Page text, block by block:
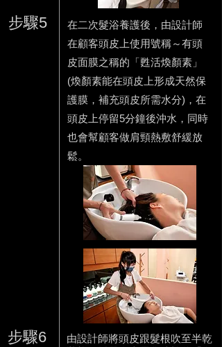
步驟5
步驟6
在二次髮浴養護後，由設計師
在顧客頭皮上使用號稱～有頭
皮面膜之稱的「甦活煥顏素」
(煥顏素能在頭皮上形成天然保
護膜，補充頭皮所需水分) ，在
頭皮上停留5分鐘後沖水，同時
也會幫顧客做肩頸熱敷舒緩放
鬆。
由設計師將頭皮跟髮根吹至半乾